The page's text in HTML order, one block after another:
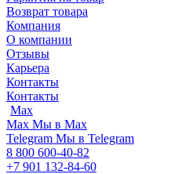
Возврат товара
Компания
О компании
Отзывы
Карьера
Контакты
Контакты
Max
Max Мы в Max
Telegram Мы в Telegram
8 800 600-40-82
+7 901 132-84-60